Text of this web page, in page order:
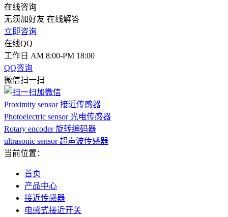
在线咨询
无须加好友 在线解答
立即咨询
在线QQ
工作日 AM 8:00-PM 18:00
QQ咨询
微信扫一扫
Proximity sensor 接近传感器
Photoelectric sensor 光电传感器
Rotary encoder 旋转编码器
ultrasonic sensor 超声波传感器
当前位置：
首页
产品中心
接近传感器
电感式接近开关